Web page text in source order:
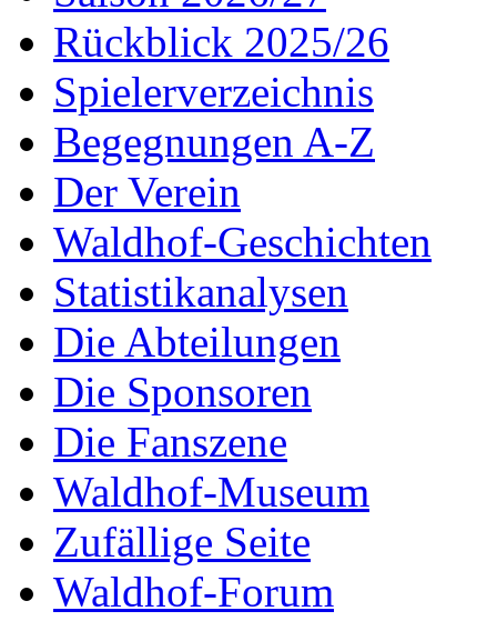
Rückblick 2025/26
Spielerverzeichnis
Begegnungen A-Z
Der Verein
Waldhof-Geschichten
Statistikanalysen
Die Abteilungen
Die Sponsoren
Die Fanszene
Waldhof-Museum
Zufällige Seite
Waldhof-Forum